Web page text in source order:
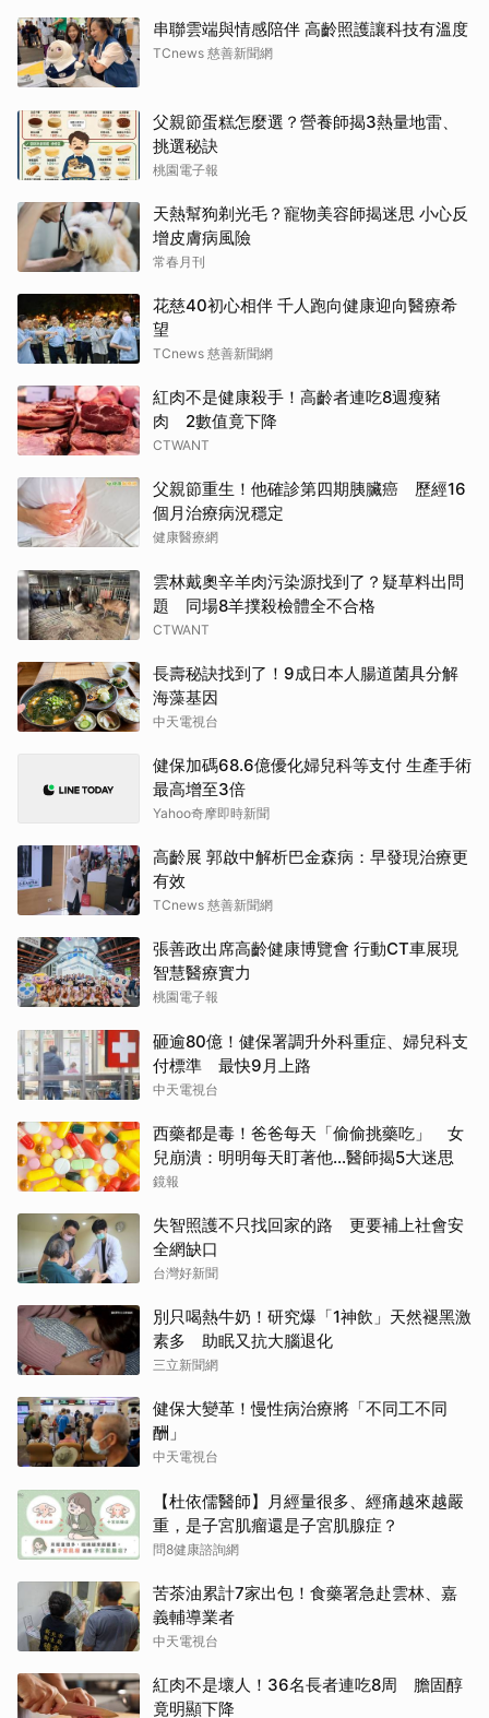
串聯雲端與情感陪伴 高齡照護讓科技有溫度
TCnews 慈善新聞網
父親節蛋糕怎麼選？營養師揭3熱量地雷、
挑選秘訣
桃園電子報
天熱幫狗剃光毛？寵物美容師揭迷思 小心反
增皮膚病風險
常春月刊
花慈40初心相伴 千人跑向健康迎向醫療希
望
TCnews 慈善新聞網
紅肉不是健康殺手！高齡者連吃8週瘦豬
肉 2數值竟下降
CTWANT
父親節重生！他確診第四期胰臟癌 歷經16
個月治療病況穩定
健康醫療網
雲林戴奧辛羊肉污染源找到了？疑草料出問
題 同場8羊撲殺檢體全不合格
CTWANT
長壽秘訣找到了！9成日本人腸道菌具分解
海藻基因
中天電視台
健保加碼68.6億優化婦兒科等支付 生產手術
最高增至3倍
Yahoo奇摩即時新聞
高齡展 郭啟中解析巴金森病：早發現治療更
有效
TCnews 慈善新聞網
張善政出席高齡健康博覽會 行動CT車展現
智慧醫療實力
桃園電子報
砸逾80億！健保署調升外科重症、婦兒科支
付標準 最快9月上路
中天電視台
西藥都是毒！爸爸每天「偷偷挑藥吃」 女
兒崩潰：明明每天盯著他…醫師揭5大迷思
鏡報
失智照護不只找回家的路 更要補上社會安
全網缺口
台灣好新聞
別只喝熱牛奶！研究爆「1神飲」天然褪黑激
素多 助眠又抗大腦退化
三立新聞網
健保大變革！慢性病治療將「不同工不同
酬」
中天電視台
【杜依儒醫師】月經量很多、經痛越來越嚴
重，是子宮肌瘤還是子宮肌腺症？
問8健康諮詢網
苦茶油累計7家出包！食藥署急赴雲林、嘉
義輔導業者
中天電視台
紅肉不是壞人！36名長者連吃8周 膽固醇
竟明顯下降